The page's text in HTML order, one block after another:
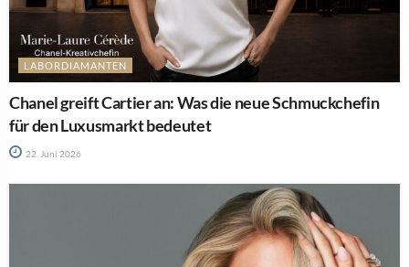
LABORDIAMANTEN
Chanel greift Cartier an: Was die neue Schmuckchefin
für den Luxusmarkt bedeutet
22. Juni 2026